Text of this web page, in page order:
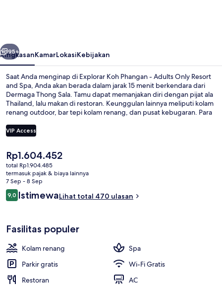
Only
Resort
and
Spa
Berikutnya
95+
RingkasanKamarLokasiKebijakan
Saat Anda menginap di Explorar Koh Phangan - Adults Only Resort
and Spa, Anda akan berada dalam jarak 15 menit berkendara dari
Dermaga Thong Sala. Tamu dapat memanjakan diri dengan pijat ala
Thailand, lalu makan di restoran. Keunggulan lainnya meliputi kolam
renang outdoor, bar tepi kolam renang, dan pusat kebugaran. Para
VIP Access
Harga
saat
ini
Rp1.604.452
Rp1.604.452
total Rp1.904.485
termasuk pajak & biaya lainnya
7 Sep - 8 Sep
Ulasan
9,09,0 dari 10
IstimewaLihat total 470 ulasan
Fasilitas populer
Kolam renang
Spa
Parkir gratis
Wi-Fi Gratis
Restoran
AC